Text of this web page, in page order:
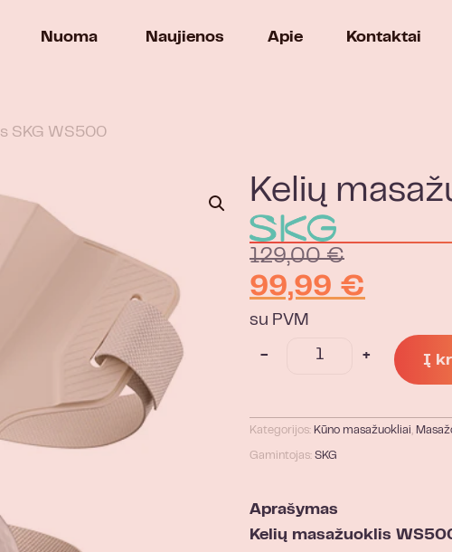
Nuoma Naujienos Apie Kontaktai
SKG WS500
Kelių
129,00€
99,99 €
su PVM
- + Į
Kategorijos: Kūno masažuokliai,
Gamintojas: SKG
Aprašymas
Kelių masažuoklis